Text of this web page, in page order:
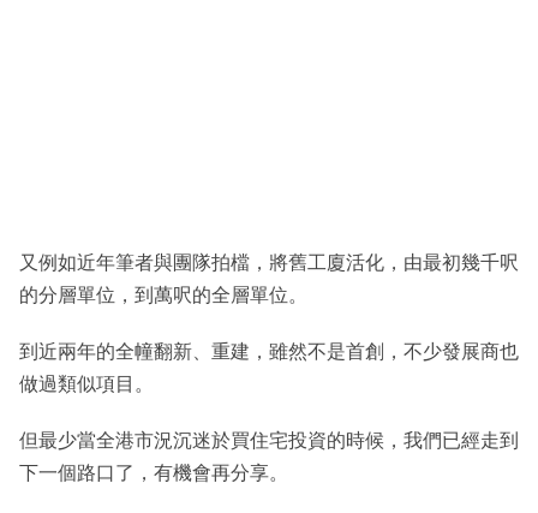
又例如近年筆者與團隊拍檔，將舊工廈活化，由最初幾千呎
的分層單位，到萬呎的全層單位。
到近兩年的全幢翻新、重建，雖然不是首創，不少發展商也
做過類似項目。
但最少當全港市況沉迷於買住宅投資的時候，我們已經走到
下一個路口了，有機會再分享。